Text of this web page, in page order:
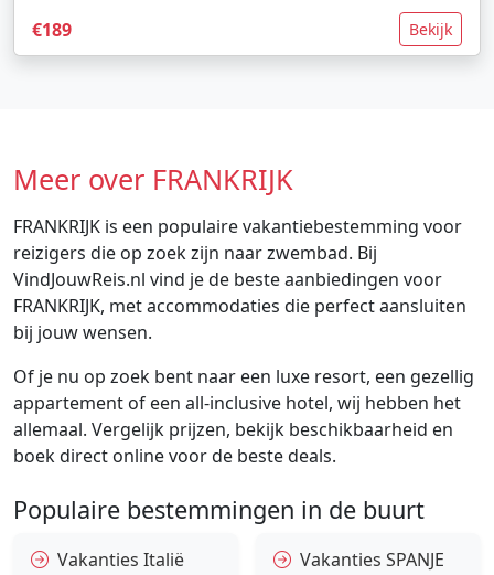
€189 Bekijk
Meer over FRANKRIJK
FRANKRIJK is een populaire vakantiebestemming voor
reizigers die op zoek zijn naar zwembad. Bij
VindJouwReis.nl vind je de beste aanbiedingen voor
FRANKRIJK, met accommodaties die perfect aansluiten
bij jouw wensen.
Of je nu op zoek bent naar een luxe resort, een gezellig
appartement of een all-inclusive hotel, wij hebben het
allemaal. Vergelijk prijzen, bekijk beschikbaarheid en
boek direct online voor de beste deals.
Populaire bestemmingen in de buurt
Vakanties Italië Vakanties SPANJE